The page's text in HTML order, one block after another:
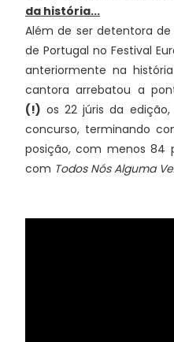
da história...
Além de ser detentora
de Portugal no Festival
anteriormente na
cantora arrebatou a
(!) os 22 júris da
concurso, terminando
posição, com menos 84
com Todos Nós Alguma